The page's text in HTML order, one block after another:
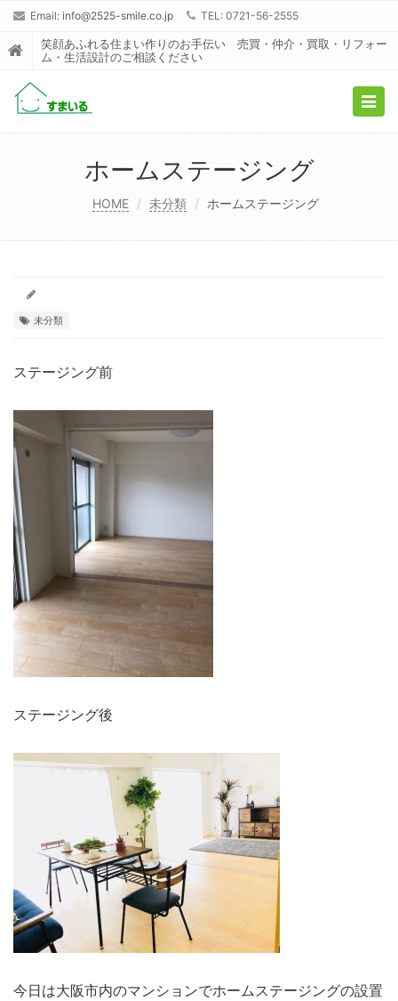
Email: info@2525-smile.co.jp TEL: 0721-56-2555
笑顔あふれる住まい作りのお手伝い 売買・仲介・買取・リフォー
ム・生活設計のご相談ください
ホームステージング
HOME 未分類 ホームステージング
未分類
ステージング前
ステージング後
今日は大阪市内のマンションでホームステージングの設置